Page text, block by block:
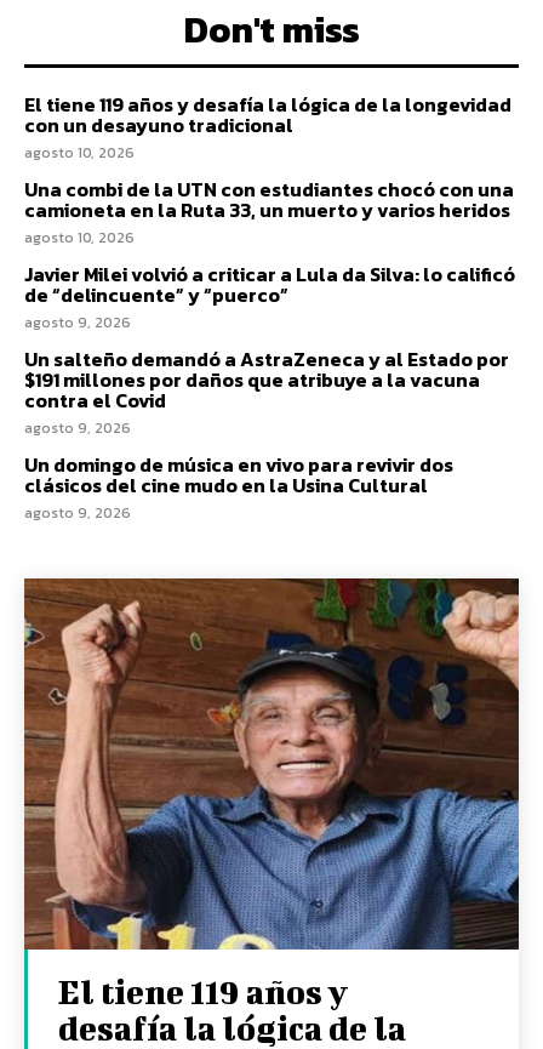
Don't miss
El tiene 119 años y desafía la lógica de la longevidad
con un desayuno tradicional
agosto 10, 2026
Una combi de la UTN con estudiantes chocó con una
camioneta en la Ruta 33, un muerto y varios heridos
agosto 10, 2026
Javier Milei volvió a criticar a Lula da Silva: lo calificó
de “delincuente” y “puerco”
agosto 9, 2026
Un salteño demandó a AstraZeneca y al Estado por
$191 millones por daños que atribuye a la vacuna
contra el Covid
agosto 9, 2026
Un domingo de música en vivo para revivir dos
clásicos del cine mudo en la Usina Cultural
agosto 9, 2026
El tiene 119 años y
desafía la lógica de la